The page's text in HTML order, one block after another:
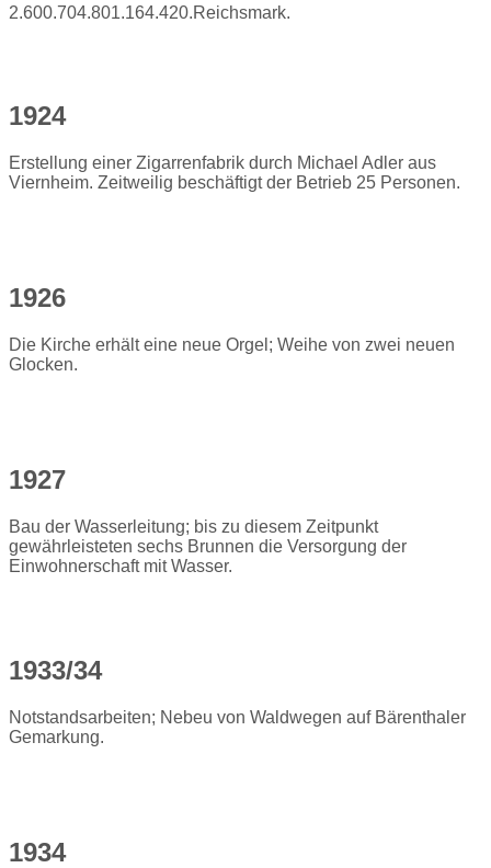
2.600.704.801.164.420.Reichsmark.
1924
Erstellung einer Zigarrenfabrik durch Michael Adler aus
Viernheim. Zeitweilig beschäftigt der Betrieb 25 Personen.
1926
Die Kirche erhält eine neue Orgel; Weihe von zwei neuen
Glocken.
1927
Bau der Wasserleitung; bis zu diesem Zeitpunkt
gewährleisteten sechs Brunnen die Versorgung der
Einwohnerschaft mit Wasser.
1933/34
Notstandsarbeiten; Nebeu von Waldwegen auf Bärenthaler
Gemarkung.
1934